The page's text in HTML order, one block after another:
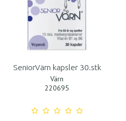
SeniorVärn kapsler 30.stk
Värn
220695